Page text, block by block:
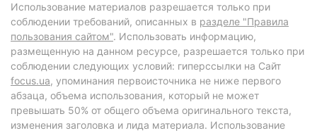
Использование материалов разрешается только при
соблюдении требований, описанных в разделе "Правила
пользования сайтом". Использовать информацию,
размещенную на данном ресурсе, разрешается только при
соблюдении следующих условий: гиперссылки на Сайт
focus.ua, упоминания первоисточника не ниже первого
абзаца, объема использования, который не может
превышать 50% от общего объема оригинального текста,
изменения заголовка и лида материала. Использование